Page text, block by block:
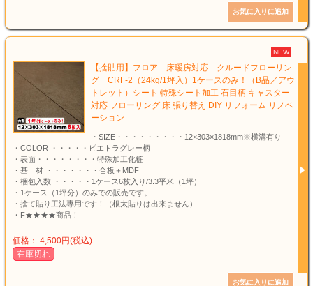
NEW
【捨貼用】フロア 床暖房対応 クルードフローリン
グ CRF-2（24kg/1坪入）1ケースのみ！（B品／アウ
トレット）シート 特殊シート加工 石目柄 キャスター
対応 フローリング 床 張り替え DIY リフォーム リノベ
ーション
・SIZE・・・・・・・・・12×303×1818mm※横溝有り
・COLOR ・・・・・ピエトラグレー柄
・表面・・・・・・・・特殊加工化粧
・基 材 ・・・・・・・合板＋MDF
・梱包入数 ・・・・・1ケース6枚入り/3.3平米（1坪）
・1ケース（1坪分）のみでの販売です。
・捨て貼り工法専用です！（根太貼りは出来ません）
・F★★★★商品！
価格： 4,500円(税込)
在庫切れ